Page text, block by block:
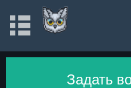
Задать